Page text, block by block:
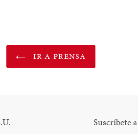
IR A PRENSA
Suscríbete